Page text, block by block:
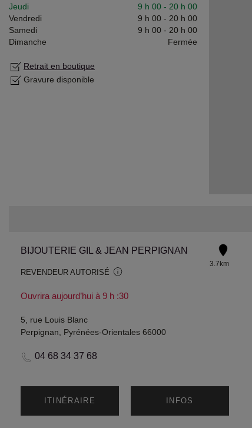
Jeudi
9 h 00 - 20 h 00
Vendredi
9 h 00 - 20 h 00
Samedi
9 h 00 - 20 h 00
Dimanche
Fermée
Retrait en boutique
Gravure disponible
BIJOUTERIE GIL & JEAN PERPIGNAN
REVENDEUR AUTORISÉ
Ouvrira aujourd’hui à 9 h :30
3.7km
5, rue Louis Blanc
Perpignan, Pyrénées-Orientales 66000
04 68 34 37 68
ITINÉRAIRE INFOS